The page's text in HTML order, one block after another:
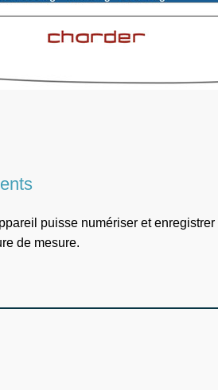
puisse numériser et enregistrer
de mesure.